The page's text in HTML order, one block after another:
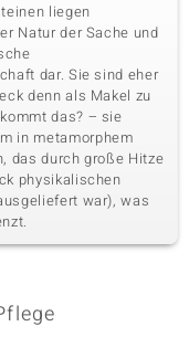
liegen
Natur der Sache und
dar. Sie sind eher
denn als Makel zu
das? – sie
in metamorphem
das durch große Hitze
physikalischen
war), was